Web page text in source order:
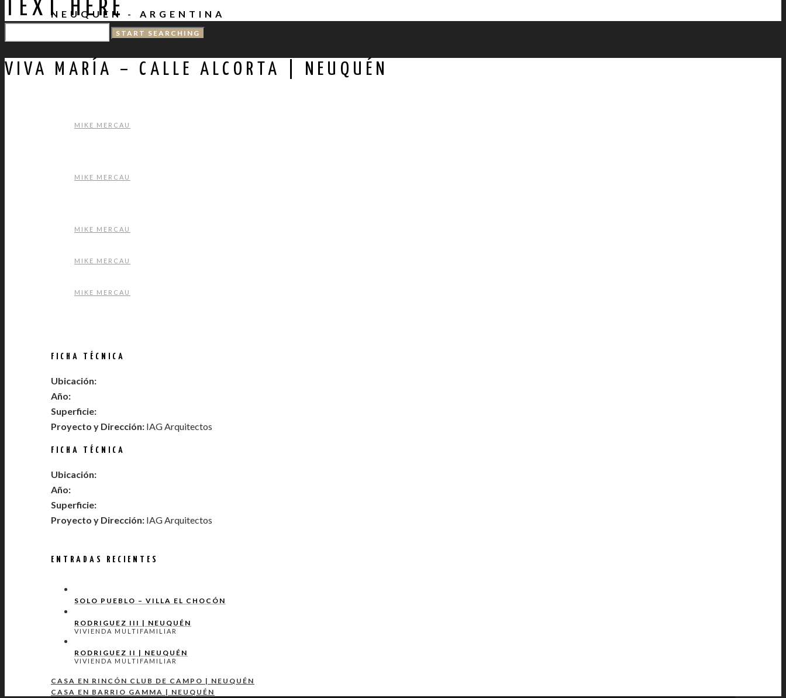
NEUQUEN - ARGENTINA
TEXT HERE
VIVA MARÍA – CALLE ALCORTA | NEUQUÉN
MIKE MERCAU
MIKE MERCAU
MIKE MERCAU
MIKE MERCAU
MIKE MERCAU
FICHA TÉCNICA
Ubicación:
Año:
Superficie:
Proyecto y Dirección: IAG Arquitectos
FICHA TÉCNICA
Ubicación:
Año:
Superficie:
Proyecto y Dirección: IAG Arquitectos
ENTRADAS RECIENTES
SOLO PUEBLO – VILLA EL CHOCÓN
RODRIGUEZ III | NEUQUÉN
VIVIENDA MULTIFAMILIAR
RODRIGUEZ II | NEUQUÉN
VIVIENDA MULTIFAMILIAR
CASA EN RINCÓN CLUB DE CAMPO | NEUQUÉN
CASA EN BARRIO GAMMA | NEUQUÉN